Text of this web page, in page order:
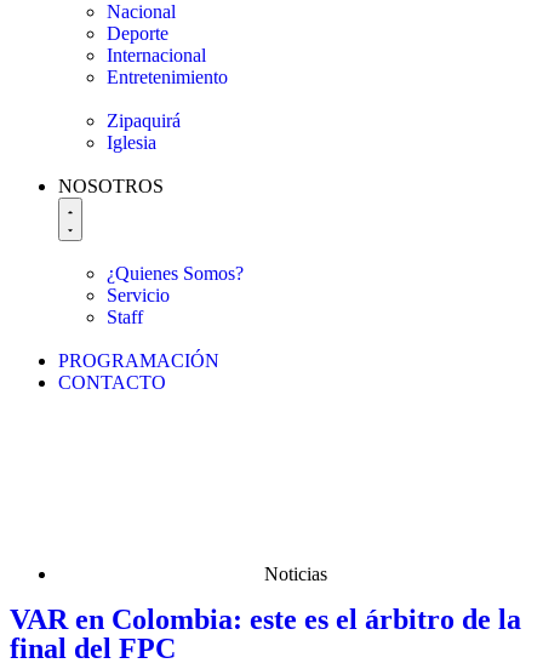
Nacional
Deporte
Internacional
Entretenimiento
Zipaquirá
Iglesia
NOSOTROS
¿Quienes Somos?
Servicio
Staff
PROGRAMACIÓN
CONTACTO
Noticias
VAR en Colombia: este es el árbitro de la
final del FPC